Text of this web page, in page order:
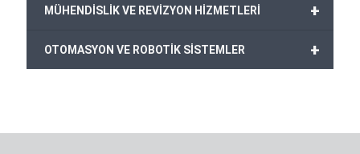
+
MÜHENDİSLİK VE REVİZYON HİZMETLERİ
+
OTOMASYON VE ROBOTİK SİSTEMLER